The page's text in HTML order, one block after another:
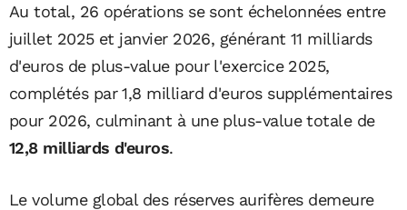
Au total, 26 opérations se sont échelonnées entre
juillet 2025 et janvier 2026, générant 11 milliards
d'euros de plus-value pour l'exercice 2025,
complétés par 1,8 milliard d'euros supplémentaires
pour 2026, culminant à une plus-value totale de
12,8 milliards d'euros.
Le volume global des réserves aurifères demeure